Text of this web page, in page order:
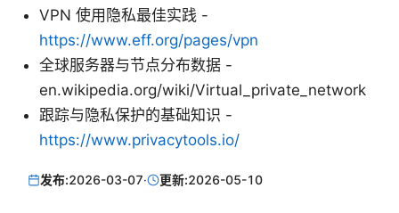
VPN 使用隐私最佳实践 -
https://www.eff.org/pages/vpn
全球服务器与节点分布数据 -
en.wikipedia.org/wiki/Virtual_private_network
跟踪与隐私保护的基础知识 -
https://www.privacytools.io/
发布:2026-03-07· 更新:2026-05-10